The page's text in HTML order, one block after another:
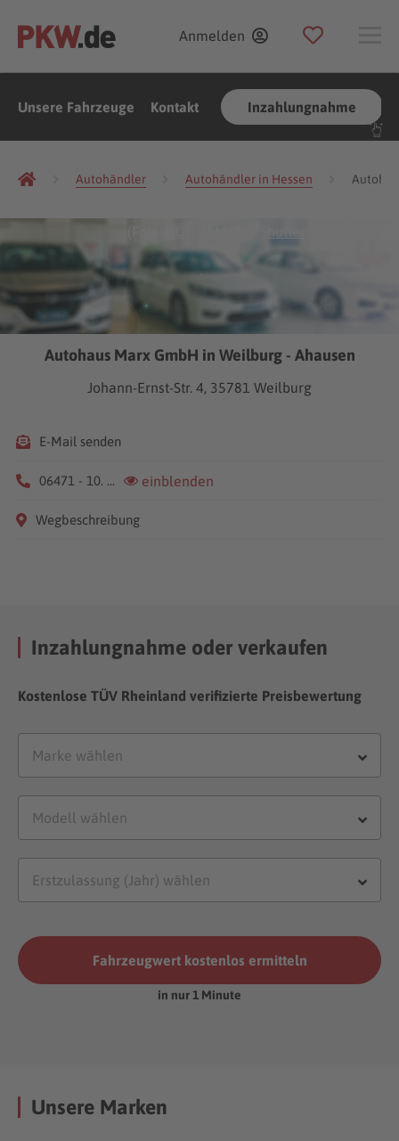
Anmelden
Unsere Fahrzeuge Kontakt Inzahlungnahme
Autohändler Autohändler in Hessen
Autohaus Marx GmbH in Weilburg - Ahausen
Johann-Ernst-Str. 4, 35781 Weilburg
E-Mail senden
06471 - 10. ... einblenden
Wegbeschreibung
Inzahlungnahme oder verkaufen
Kostenlose TÜV Rheinland verifizierte Preisbewertung
Fahrzeugwert kostenlos ermitteln
in nur 1 Minute
Unsere Marken